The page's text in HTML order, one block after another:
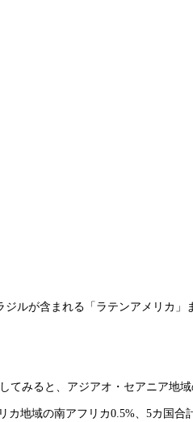
ジルが含まれる「ラテンアメリカ」
てみると、アジアオ・セアニア地
カ地域の南アフリカ0.5%、5カ国合